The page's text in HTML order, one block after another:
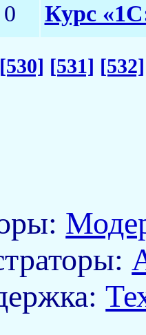
0 Курс
[530] [531] [532]